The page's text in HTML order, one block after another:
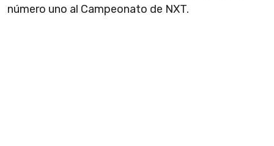
número uno al Campeonato de NXT.